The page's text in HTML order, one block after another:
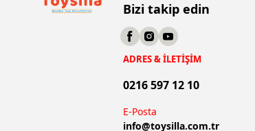
Bizi takip edin
ADRES & İLETİŞİM
0216 597 12 10
E-Posta
info@toysilla.com.tr